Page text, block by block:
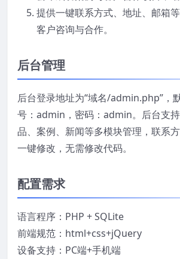
提供一键联系方式、地址、邮箱
客户咨询与合作。
后台管理
后台登录地址为“域名/admin.php”，
号：admin，密码：admin。后台支
品、案例、新闻等多模块管理，联系
一键修改，无需修改代码。
配置需求
语言程序：PHP + SQLite
前端规范：html+css+jQuery
设备支持：PC端+手机端